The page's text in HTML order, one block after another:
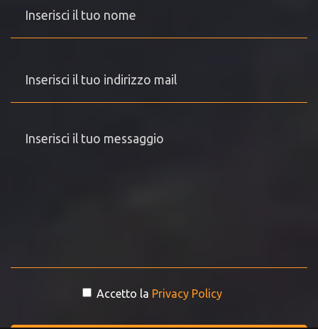
Accetto la Privacy Policy